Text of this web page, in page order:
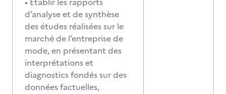
d’analyse et de synthèse
des études réalisées sur le
marché de l’entreprise de
mode, en présentant des
interprétations et
diagnostics fondés sur des
données factuelles,